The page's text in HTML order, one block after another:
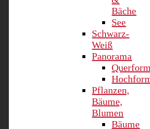
Bäche
See
Schwarz-
Weiß
Panorama
Pflanzen,
Bäume,
Blumen
Bäume